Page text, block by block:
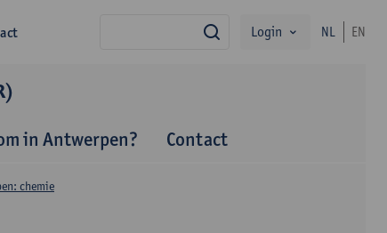
zoekLogin NL EN
in Antwerpen? Contact
chemie